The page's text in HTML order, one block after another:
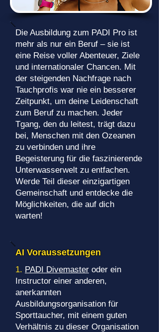
Die Ausbildung zum PADI Pro ist
mehr als nur ein Beruf – sie ist
eine Reise voller Abenteuer, Ziele
und internationaler Chancen. Mit
der steigenden Nachfrage nach
Tauchprofis war nie ein besserer
Zeitpunkt, um deine Leidenschaft
zum Beruf zu machen. Jeder
Tgang, den du leitest, trägt dazu
bei, Menschen mit den Ozeanen
zu verbinden und ihre
Begeisterung für die faszinierende
Unterwasserwelt zu entfachen.
Werde Teil dieser einzigartigen
Gemeinschaft und entdecke die
Möglichkeiten, die auf dich
warten!
AI Voraussetzungen
1. PADI Divemaster oder ein
Instructor einer anderen,
anerkannten
Ausbildungsorganisation für
Sporttaucher, mit einem guten
Verhältnis zu dieser Organisation